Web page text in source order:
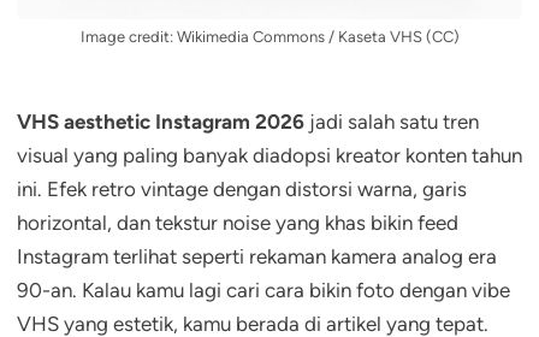
Image credit: Wikimedia Commons / Kaseta VHS (CC)
VHS aesthetic Instagram 2026 jadi salah satu tren
visual yang paling banyak diadopsi kreator konten tahun
ini. Efek retro vintage dengan distorsi warna, garis
horizontal, dan tekstur noise yang khas bikin feed
Instagram terlihat seperti rekaman kamera analog era
90-an. Kalau kamu lagi cari cara bikin foto dengan vibe
VHS yang estetik, kamu berada di artikel yang tepat.